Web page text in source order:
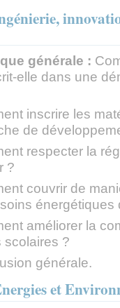
générale :
elle dans une
inscrire les
de
respecter la
?
couvrir de
énergétiques
améliorer la
scolaires ?
générale.
et